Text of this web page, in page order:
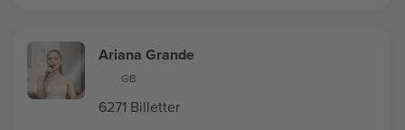
Ariana Grande
GB
6271 Billetter